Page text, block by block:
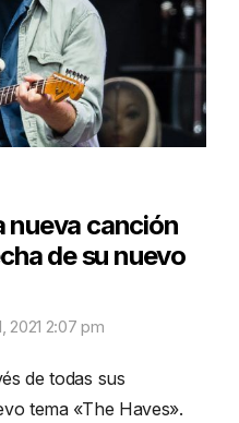
nueva canción
de su nuevo
2021 2:07 pm
de todas sus
tema «The Haves».